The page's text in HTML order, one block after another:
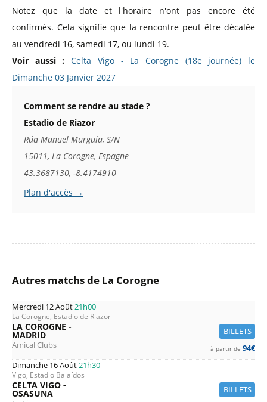
Notez que la date et l'horaire n'ont pas encore été
confirmés. Cela signifie que la rencontre peut être décalée
au vendredi 16, samedi 17, ou lundi 19.
Voir aussi : Celta Vigo - La Corogne (18e journée) le
Dimanche 03 Janvier 2027
Comment se rendre au stade ?
Estadio de Riazor
Rúa Manuel Murguía, S/N
15011, La Corogne, Espagne
43.3687130, -8.4174910
Plan d'accès →
Autres matchs de La Corogne
Mercredi 12 Août21h00
La Corogne, Estadio de Riazor
BILLETS
LA COROGNE -
MADRID
Amical Clubs à partir de 94€
Dimanche 16 Août21h30
Vigo, Estadio Balaídos
BILLETS
CELTA VIGO -
OSASUNA